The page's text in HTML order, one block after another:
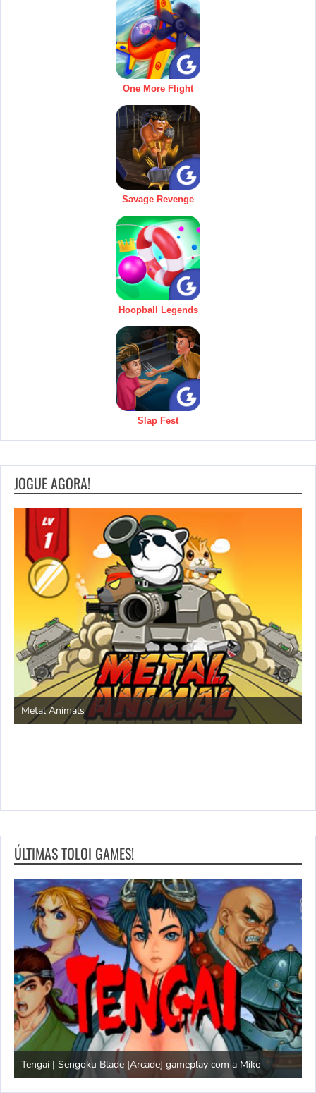
One More Flight
Savage Revenge
Hoopball Legends
Slap Fest
JOGUE AGORA!
Metal Animals
ÚLTIMAS TOLOI GAMES!
Tengai | Sengoku Blade [Arcade] gameplay com a Miko